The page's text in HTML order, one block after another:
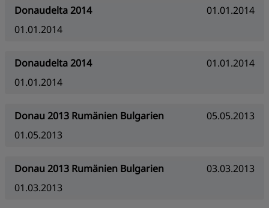
Donaudelta 2014
01.01.2014
01.01.2014
Donaudelta 2014
01.01.2014
01.01.2014
Donau 2013 Rumänien Bulgarien
05.05.2013
01.05.2013
Donau 2013 Rumänien Bulgarien
03.03.2013
01.03.2013